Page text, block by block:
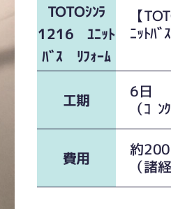
TOTOｼﾝﾗ
1216 ﾕﾆｯﾄ
ﾊﾞｽ ﾘﾌｫｰﾑ
【
ﾆｯﾄﾊ
工期
6日
（ｺﾝ
費用
約
（諸